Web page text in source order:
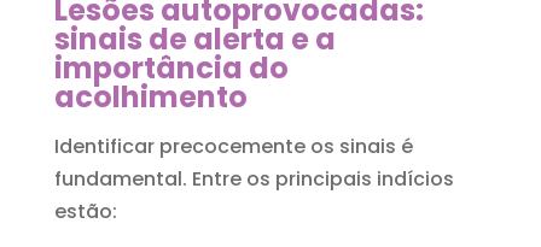
Lesões autoprovocadas:
sinais de alerta e a
importância do
acolhimento
Identificar precocemente os sinais é
fundamental. Entre os principais indícios
estão: